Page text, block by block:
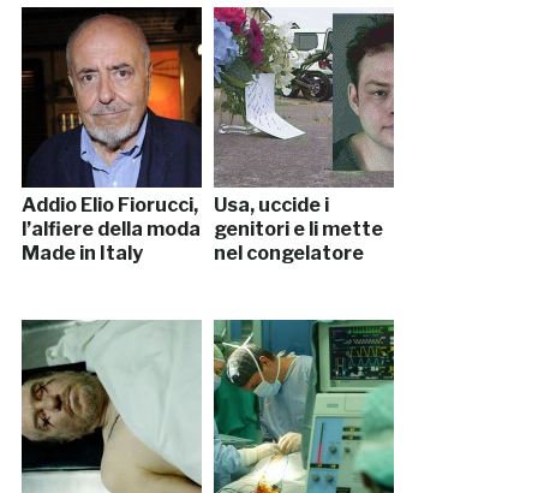
nel 2006
Addio Elio Fiorucci,
l’alfiere della moda
Made in Italy
Usa, uccide i
genitori e li mette
nel congelatore